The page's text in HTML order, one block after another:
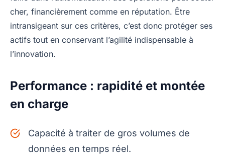
cher, financièrement comme en réputation. Être
intransigeant sur ces critères, c’est donc protéger ses
actifs tout en conservant l’agilité indispensable à
l’innovation.
Performance : rapidité et montée
en charge
Capacité à traiter de gros volumes de
données en temps réel.